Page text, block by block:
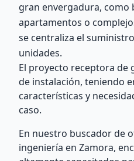
gran envergadura, como
apartamentos o
se centraliza el
unidades.
El proyecto receptora de
de instalación, teniendo
características y
caso.
En nuestro buscador de
ingeniería en Zamora,